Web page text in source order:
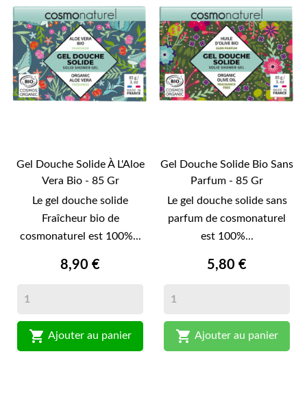
Gel Douche Solide À L'Aloe
Vera Bio - 85 Gr
Le gel douche solide
Fraîcheur bio de
cosmonaturel est 100%...
8,90 €
 Ajouter au panier
Gel Douche Solide Bio Sans
Parfum - 85 Gr
Le gel douche solide sans
parfum de cosmonaturel
est 100%...
5,80 €
 Ajouter au panier